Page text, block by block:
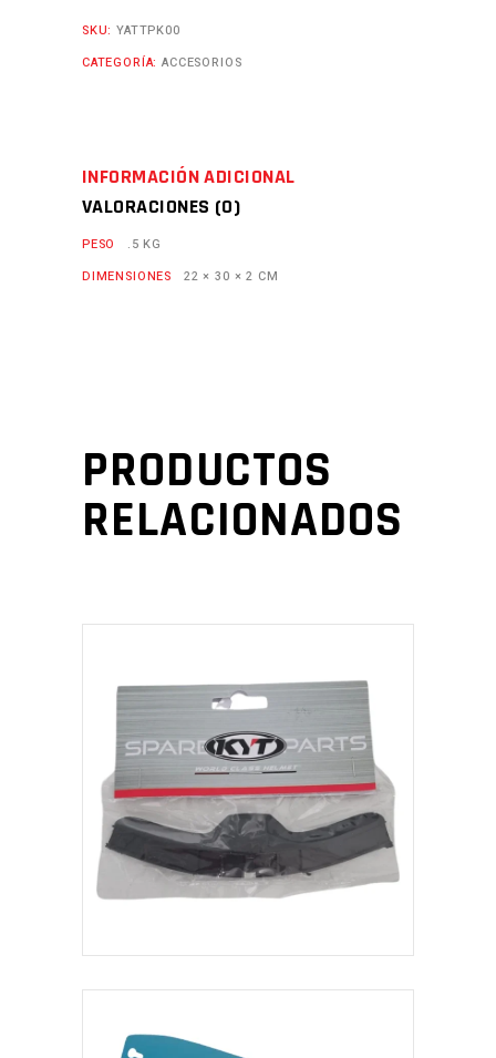
SKU:YATTPK00
CATEGORÍA:ACCESORIOS
INFORMACIÓN ADICIONAL
VALORACIONES (0)
PESO
.5 KG
DIMENSIONES
22 × 30 × 2 CM
PRODUCTOS
RELACIONADOS